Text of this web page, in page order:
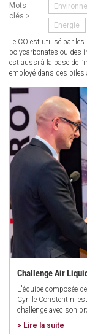
Mots
clés >
Energie
Le CO est utilisé par
polycarbonates ou des
est aussi à la base de
employé dans des
Challenge Air
L'équipe composée
Cyrille Constentin,
challenge avec son
> Lire la suite